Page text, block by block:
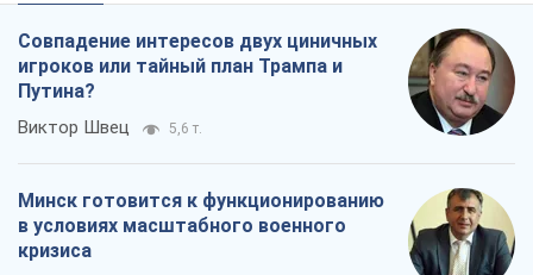
Совпадение интересов двух циничных
игроков или тайный план Трампа и
Путина?
Виктор Швец 5,6 т.
Минск готовится к функционированию
в условиях масштабного военного
кризиса